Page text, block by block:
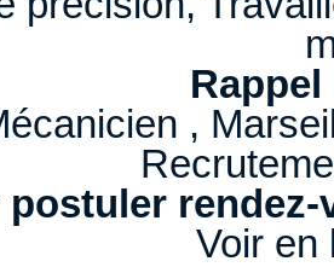
,
postuler rendez-
Voir